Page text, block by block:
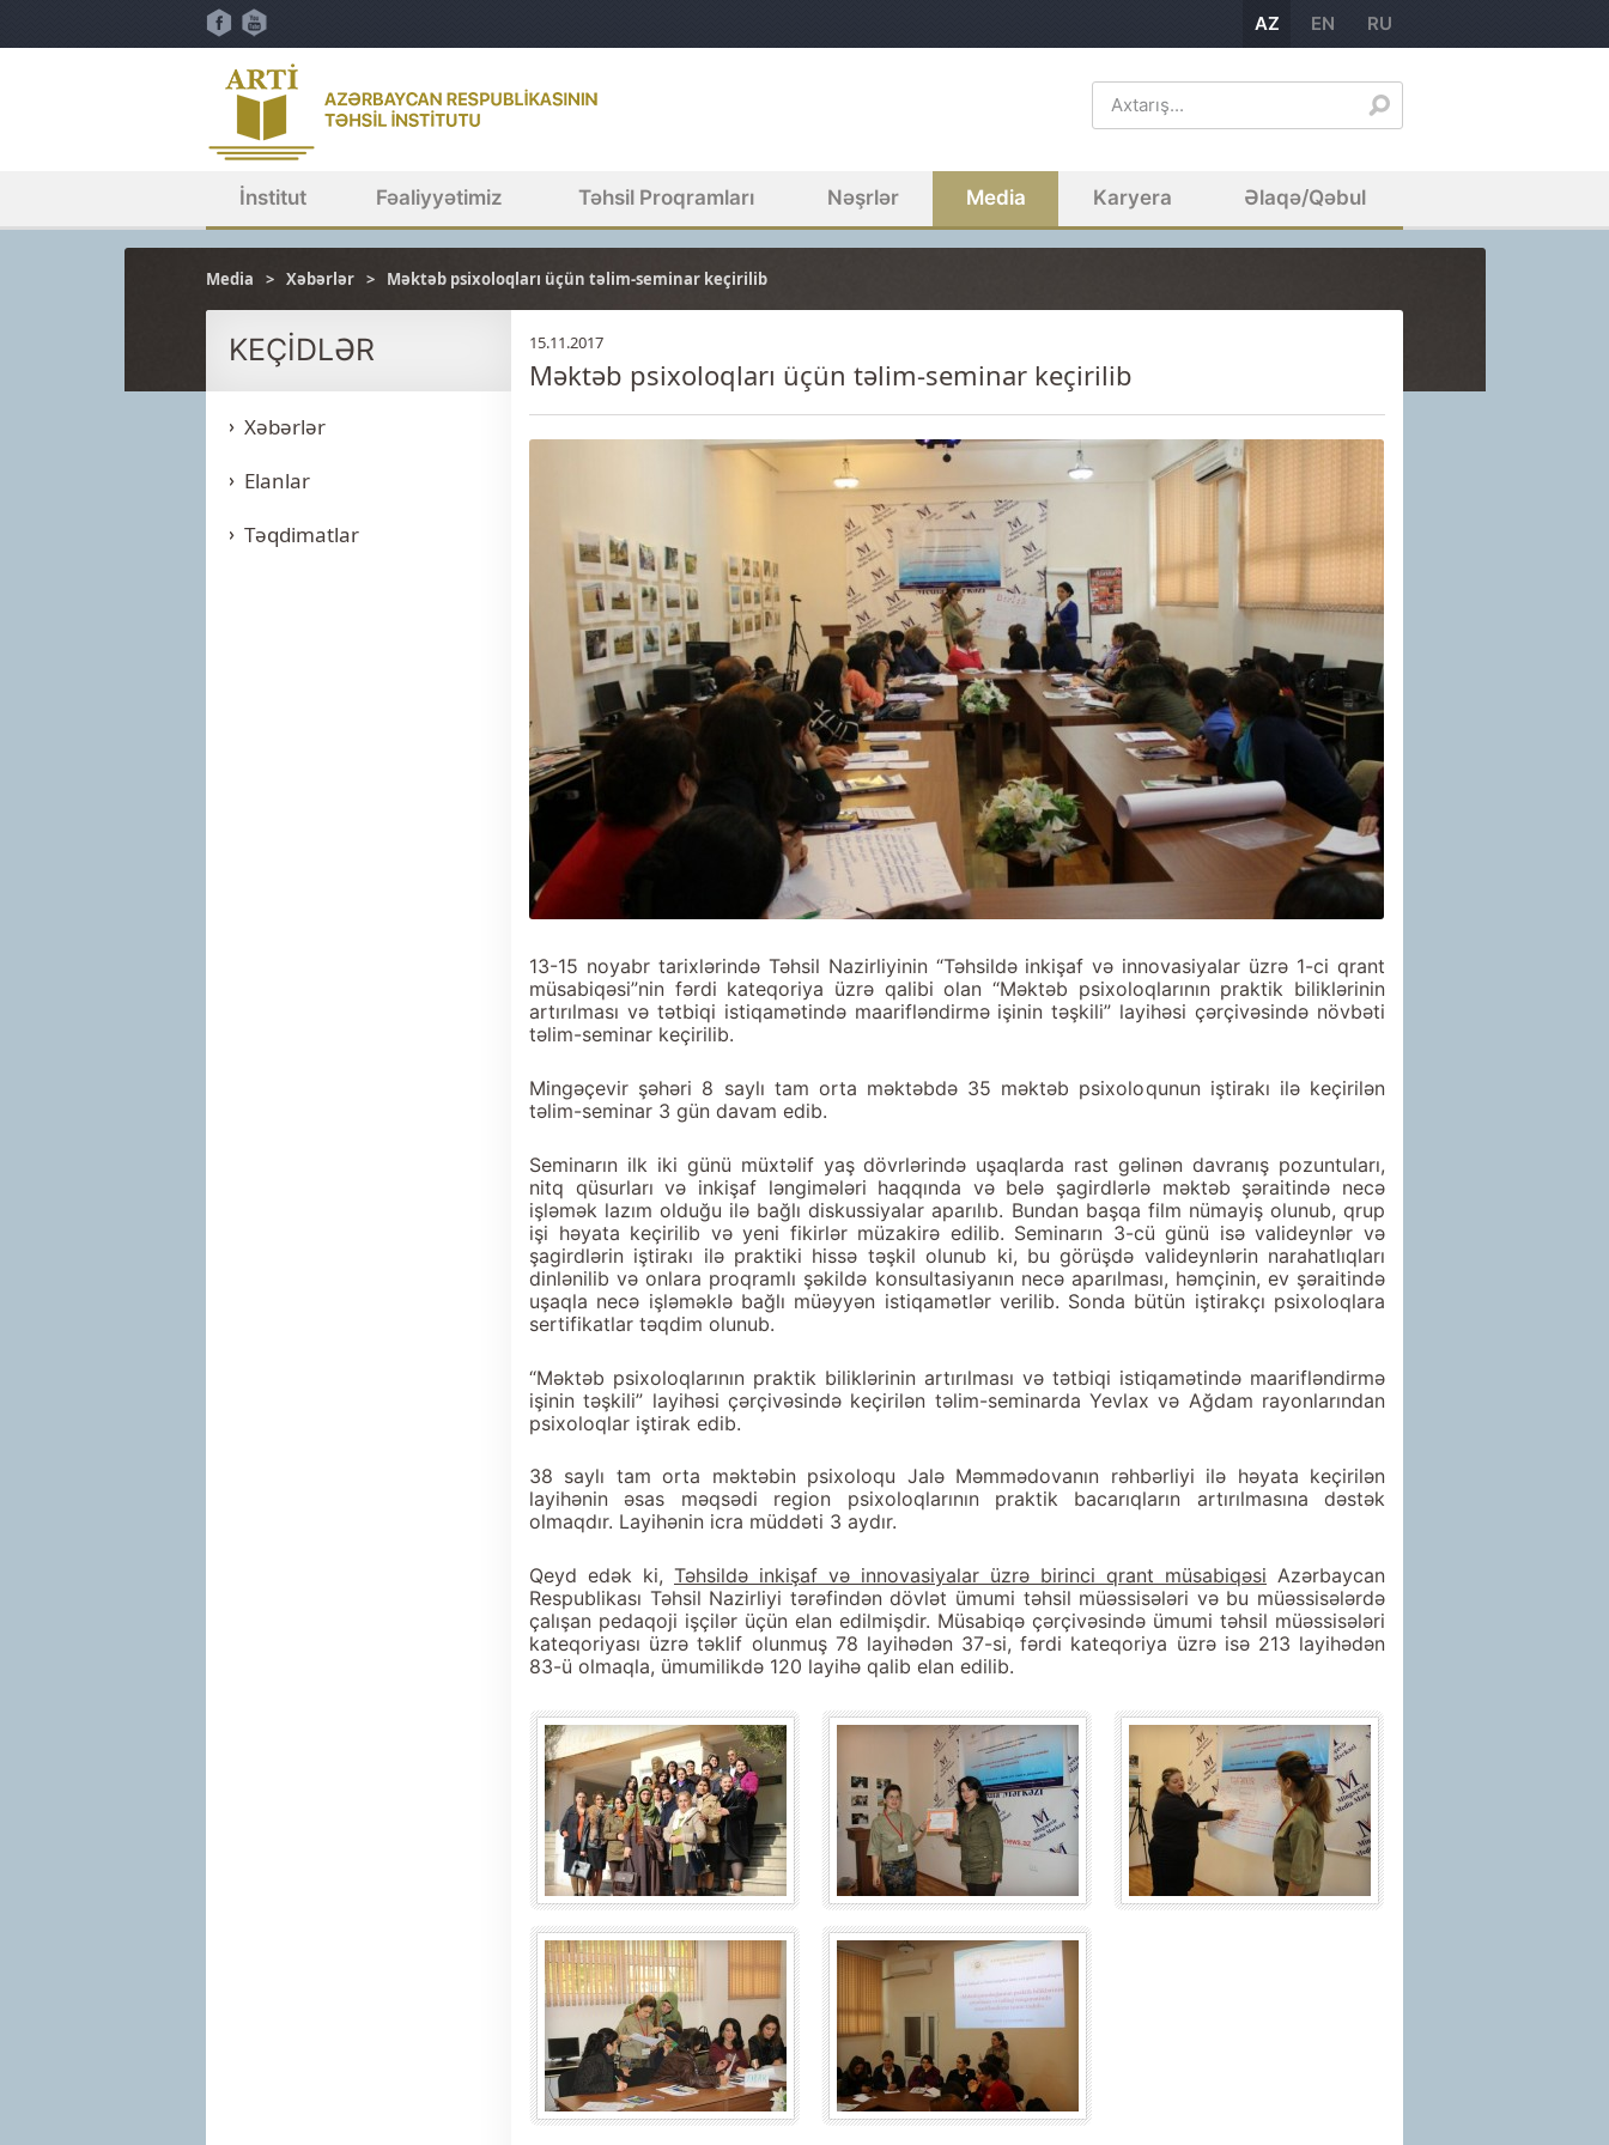
AZ EN RU
İnstitut Fəaliyyətimiz Təhsil Proqramları Nəşrlər Media Karyera Əlaqə/Qəbul
Media Xəbərlər Məktəb psixoloqları üçün təlim-seminar keçirilib
KEÇİDLƏR
Xəbərlər
Elanlar
Təqdimatlar
15.11.2017
Məktəb psixoloqları üçün təlim-seminar keçirilib
13-15 noyabr tarixlərində Təhsil Nazirliyinin “Təhsildə inkişaf və innovasiyalar üzrə 1-ci qrant
müsabiqəsi”nin fərdi kateqoriya üzrə qalibi olan “Məktəb psixoloqlarının praktik biliklərinin
artırılması və tətbiqi istiqamətində maarifləndirmə işinin təşkili” layihəsi çərçivəsində növbəti
təlim-seminar keçirilib.
Mingəçevir şəhəri 8 saylı tam orta məktəbdə 35 məktəb psixoloqunun iştirakı ilə keçirilən
təlim-seminar 3 gün davam edib.
Seminarın ilk iki günü müxtəlif yaş dövrlərində uşaqlarda rast gəlinən davranış pozuntuları,
nitq qüsurları və inkişaf ləngimələri haqqında və belə şagirdlərlə məktəb şəraitində necə
işləmək lazım olduğu ilə bağlı diskussiyalar aparılıb. Bundan başqa film nümayiş olunub, qrup
işi həyata keçirilib və yeni fikirlər müzakirə edilib. Seminarın 3-cü günü isə valideynlər və
şagirdlərin iştirakı ilə praktiki hissə təşkil olunub ki, bu görüşdə valideynlərin narahatlıqları
dinlənilib və onlara proqramlı şəkildə konsultasiyanın necə aparılması, həmçinin, ev şəraitində
uşaqla necə işləməklə bağlı müəyyən istiqamətlər verilib. Sonda bütün iştirakçı psixoloqlara
sertifikatlar təqdim olunub.
“Məktəb psixoloqlarının praktik biliklərinin artırılması və tətbiqi istiqamətində maarifləndirmə
işinin təşkili” layihəsi çərçivəsində keçirilən təlim-seminarda Yevlax və Ağdam rayonlarından
psixoloqlar iştirak edib.
38 saylı tam orta məktəbin psixoloqu Jalə Məmmədovanın rəhbərliyi ilə həyata keçirilən
layihənin əsas məqsədi region psixoloqlarının praktik bacarıqların artırılmasına dəstək
olmaqdır. Layihənin icra müddəti 3 aydır.
Qeyd edək ki, Təhsildə inkişaf və innovasiyalar üzrə birinci qrant müsabiqəsi Azərbaycan
Respublikası Təhsil Nazirliyi tərəfindən dövlət ümumi təhsil müəssisələri və bu müəssisələrdə
çalışan pedaqoji işçilər üçün elan edilmişdir. Müsabiqə çərçivəsində ümumi təhsil müəssisələri
kateqoriyası üzrə təklif olunmuş 78 layihədən 37-si, fərdi kateqoriya üzrə isə 213 layihədən
83-ü olmaqla, ümumilikdə 120 layihə qalib elan edilib.